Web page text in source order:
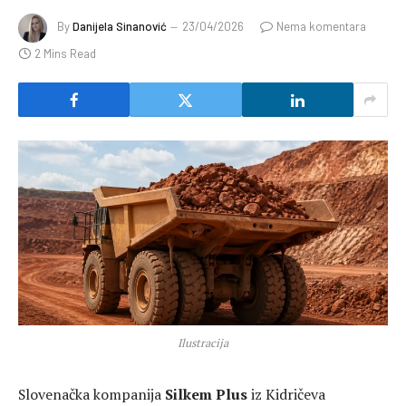
ByDanijela Sinanović 23/04/2026
Nema komentara
2 Mins Read
Ilustracija
Slovenačka kompanija Silkem Plusiz Kidričeva